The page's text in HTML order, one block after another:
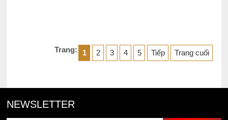
Trang: 1 2 3 4 5 Tiếp Trang cuối
NEWSLETTER